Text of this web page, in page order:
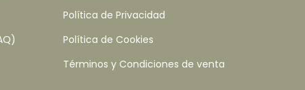
Política de Privacidad
Política de Cookies
Términos y Condiciones de venta